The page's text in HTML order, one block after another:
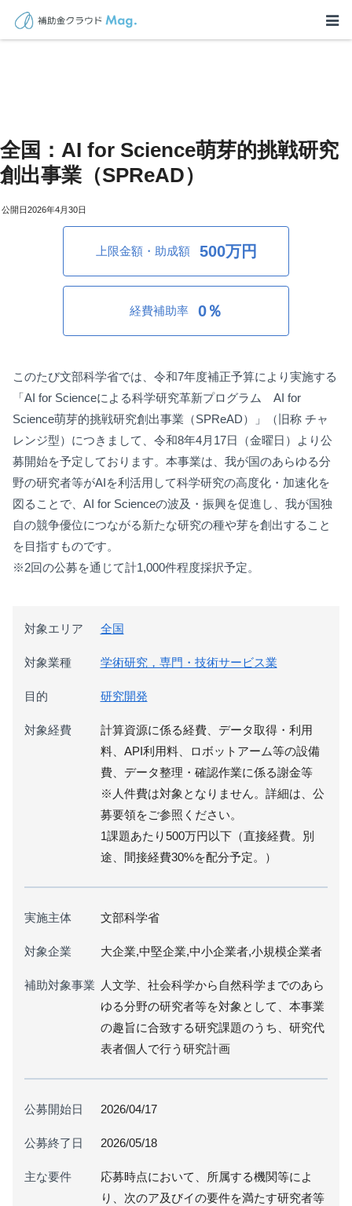
全国：AI for Science萌芽的挑戦研究
創出事業（SPReAD）
2026年4月30日
上限金額・助成額 500万円
経費補助率 0％
このたび文部科学省では、令和7年度補正予算により実施する
「AI for Scienceによる科学研究⾰新プログラム AI for
Science萌芽的挑戦研究創出事業（SPReAD）」（旧称 チャ
レンジ型）につきまして、令和8年4月17日（金曜日）より公
募開始を予定しております。本事業は、我が国のあらゆる分
野の研究者等がAIを利活用して科学研究の高度化・加速化を
図ることで、AI for Scienceの波及・振興を促進し、我が国独
自の競争優位につながる新たな研究の種や芽を創出すること
を目指すものです。
※2回の公募を通じて計1,000件程度採択予定。
対象エリア 全国
対象業種 学術研究，専門・技術サービス業
目的 研究開発
対象経費
計算資源に係る経費、データ取得・利用
料、API利用料、ロボットアーム等の設備
費、データ整理・確認作業に係る謝金等
※人件費は対象となりません。詳細は、公
募要領をご参照ください。
1課題あたり500万円以下（直接経費。別
途、間接経費30%を配分予定。）
実施主体 文部科学省
対象企業 大企業,中堅企業,中小企業者,小規模企業者
補助対象事業
人文学、社会科学から自然科学までのあら
ゆる分野の研究者等を対象として、本事業
の趣旨に合致する研究課題のうち、研究代
表者個人で行う研究計画
公募開始日 2026/04/17
公募終了日 2026/05/18
主な要件
応募時点において、所属する機関等によ
り、次のア及びイの要件を満たす研究者等